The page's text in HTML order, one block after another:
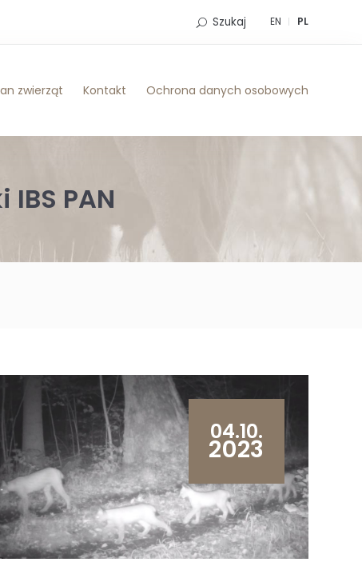
EN PL
Szukaj
zwierząt Kontakt Ochrona danych osobowych
PAN
04.10.
2023